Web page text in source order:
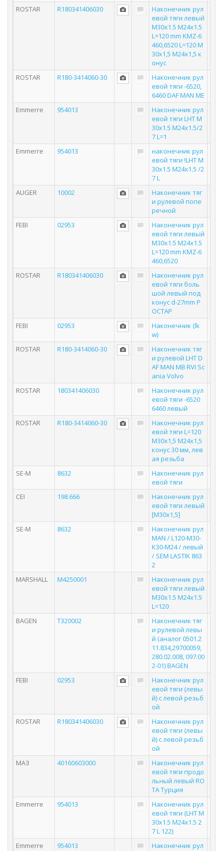
ROSTAR
R180341406030
Наконечник рул
евой тяги левый
M30x1.5 M24x1.5
L=120 mm KMZ-6
460,6520 L=120 M
30x1,5 M24x1,5 к
онус
ROSTAR
R180-3414060-30
Наконечник рул
евой тяги -6520,
6460 DAF MAN ME
Emmerre
954013
Наконечник рул
евой тяги LHT M
30x1.5 M24x1.5/2
7 L=1
Emmerre
954013
наконечник рул
евой тяги !LHT M
30x1.5 M24x1.5 /2
7 L
AUGER
10002
Наконечник тяг
и рулевой попе
речной
FEBI
02953
Наконечник рул
евой тяги левый
M30x1.5 M24x1.5
L=120 mm KMZ-6
460,6520
ROSTAR
R180341406030
Наконечник рул
евой тяги боль
шой левый под
конус d-27mm Р
ОСТАР
FEBI
02953
Наконечник (lk
w)
ROSTAR
R180-3414060-30
Наконечник тяг
и рулевой LHT D
AF MAN MB RVI Sc
ania Volvo
ROSTAR
180341406030
Наконечник рул
евой тяги -6520
6460 левый
ROSTAR
R180-3414060-30
Наконечник рул
евой тяги L=120
M30x1,5 M24x1,5
конус 30 мм, лев
ая резьба
SE-M
8632
Наконечник рул
евой тяги
CEI
198.666
Наконечник рул
евой тяги левый
[M30x1,5]
SE-M
8632
Наконечник рул
MAN / L120-М30-
К30-М24 / левый
/ SEM LASTIK 863
2
MARSHALL
M4250001
Наконечник рул
евой тяги левый
M30x1.5 M24x1.5
L=120
BAGEN
T320002
Наконечник тяг
и рулевой левы
й (аналог 0501.2
11.834,29700059,
280.02.008, 097.00
2-01) BAGEN
FEBI
02953
Наконечник рул
евой тяги (левы
й) с левой резьб
ой
ROSTAR
R180341406030
Наконечник рул
евой тяги (левы
й) с левой резьб
ой
МАЗ
40160603000
Наконечник рул
евой тяги продо
льный левый RO
TA Турция
Emmerre
954013
Наконечник рул
евой тяги (LHT M
30x1.5 M24x1.5 2
7 L 122)
Emmerre
954013
Наконечник рул